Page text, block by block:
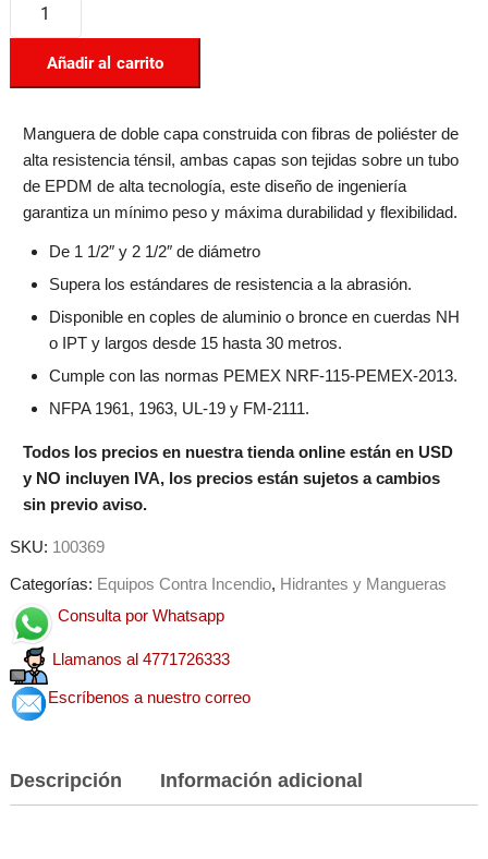
Añadir al carrito
Manguera de doble capa construida con fibras de poliéster de
alta resistencia ténsil, ambas capas son tejidas sobre un tubo
de EPDM de alta tecnología, este diseño de ingeniería
garantiza un mínimo peso y máxima durabilidad y flexibilidad.
De 1 1/2″ y 2 1/2″ de diámetro
Supera los estándares de resistencia a la abrasión.
Disponible en coples de aluminio o bronce en cuerdas NH
o IPT y largos desde 15 hasta 30 metros.
Cumple con las normas PEMEX NRF-115-PEMEX-2013.
NFPA 1961, 1963, UL-19 y FM-2111.
Todos los precios en nuestra tienda online están en USD
y NO incluyen IVA, los precios están sujetos a cambios
sin previo aviso.
SKU: 100369
Categorías: Equipos Contra Incendio, Hidrantes y Mangueras
Consulta por Whatsapp
Llamanos al 4771726333
Escríbenos a nuestro correo
Descripción Información adicional